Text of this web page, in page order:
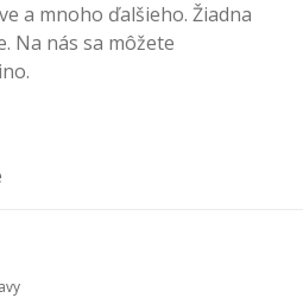
a mnoho ďalšieho. Žiadna
Na nás sa môžete